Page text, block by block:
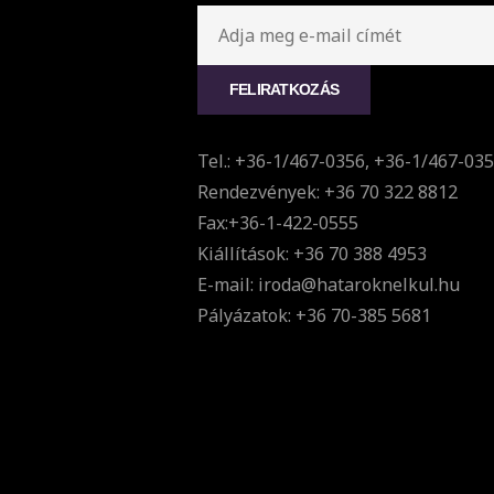
Tel.: +36-1/467-0356, +36-1/467-
Rendezvények: +36 70 322 8812
Fax:+36-1-422-0555
Kiállítások: +36 70 388 4953
E-mail: iroda@hataroknelkul.hu
Pályázatok: +36 70-385 5681